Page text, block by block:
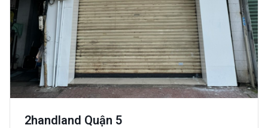
2handland Quận 5